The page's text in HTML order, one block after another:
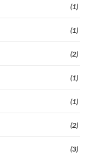
(1)
(1)
(2)
(1)
(1)
(2)
(3)